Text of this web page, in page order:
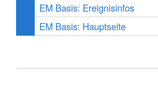
EM Basis: Ereignisinfos
EM Basis: Hauptseite